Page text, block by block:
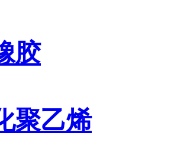
胶
聚乙烯